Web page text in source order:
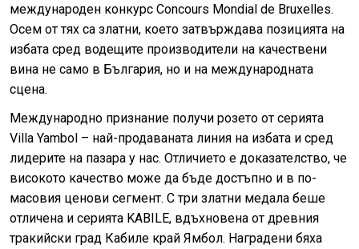
международен конкурс Concours Mondial de Bruxelles.
Осем от тях са златни, което затвърждава позицията на
избата сред водещите производители на качествени
вина не само в България, но и на международната
сцена.
Международно признание получи розето от серията
Villa Yambol – най-продаваната линия на избата и сред
лидерите на пазара у нас. Отличието е доказателство, че
високото качество може да бъде достъпно и в по-
масовия ценови сегмент. С три златни медала беше
отличена и серията KABILE, вдъхновена от древния
тракийски град Кабиле край Ямбол. Наградени бяха